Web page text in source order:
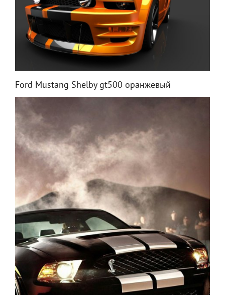
Ford Mustang Shelby gt500 оранжевый